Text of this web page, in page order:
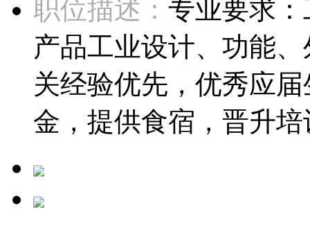
职位描述： 专业要求
产品工业设计、功能
关经验优先，优秀应
金，提供食宿，晋升